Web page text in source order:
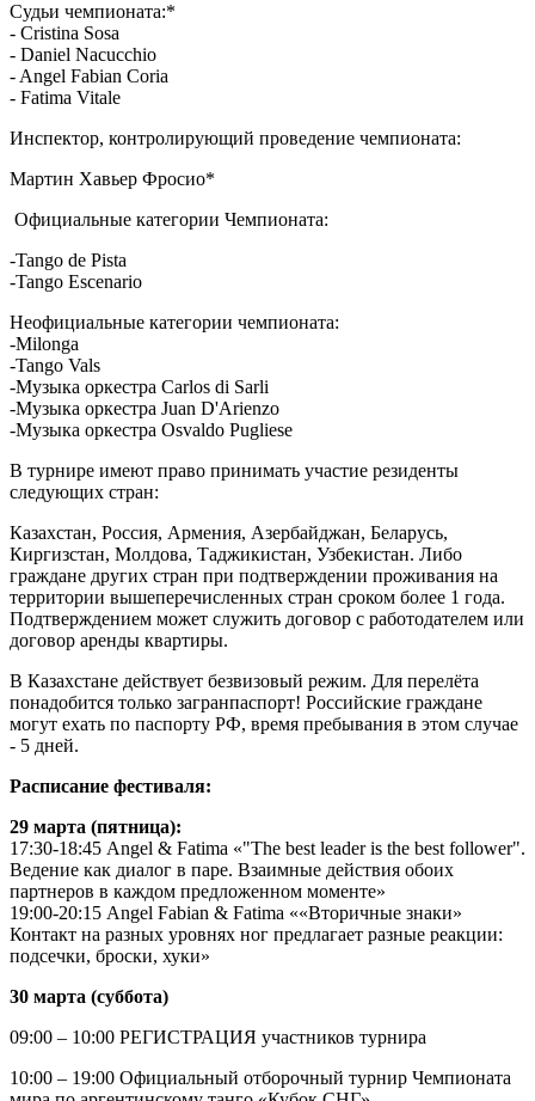
Судьи чемпионата:*
- Cristina Sosa
- Daniel Nacucchio
- Angel Fabian Coria
- Fatima Vitale
Инспектор, контролирующий проведение чемпионата:
Мартин Хавьер Фросио*
Официальные категории Чемпионата:
-Tango de Pista
-Tango Escenario
Неофициальные категории чемпионата:
-Milonga
-Tango Vals
-Музыка оркестра Carlos di Sarli
-Музыка оркестра Juan D'Arienzo
-Музыка оркестра Osvaldo Pugliese
В турнире имеют право принимать участие резиденты
следующих стран:
Казахстан, Россия, Армения, Азербайджан, Беларусь,
Киргизстан, Молдова, Таджикистан, Узбекистан. Либо
граждане других стран при подтверждении проживания на
территории вышеперечисленных стран сроком более 1 года.
Подтверждением может служить договор с работодателем или
договор аренды квартиры.
В Казахстане действует безвизовый режим. Для перелёта
понадобится только загранпаспорт! Российские граждане
могут ехать по паспорту РФ, время пребывания в этом случае
- 5 дней.
Расписание фестиваля:
29 марта (пятница):
17:30-18:45 Angel & Fatima «"The best leader is the best follower".
Ведение как диалог в паре. Взаимные действия обоих
партнеров в каждом предложенном моменте»
19:00-20:15 Angel Fabian & Fatima ««Вторичные знаки»
Контакт на разных уровнях ног предлагает разные реакции:
подсечки, броски, хуки»
30 марта (суббота)
09:00 – 10:00 РЕГИСТРАЦИЯ участников турнира
10:00 – 19:00 Официальный отборочный турнир Чемпионата